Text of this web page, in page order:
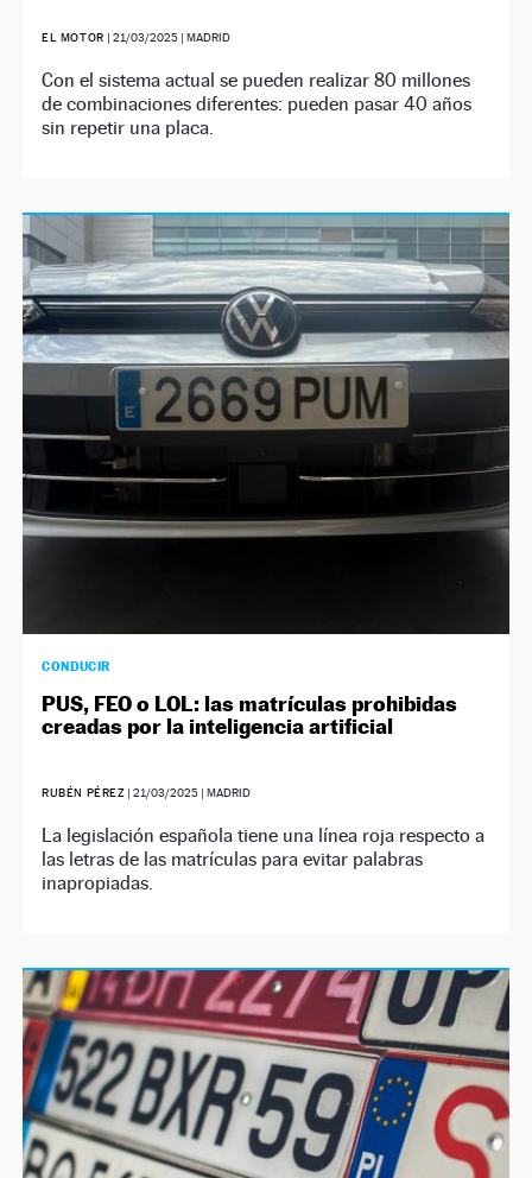
EL MOTOR | 21/03/2025| MADRID
Con el sistema actual se pueden realizar 80 millones
de combinaciones diferentes: pueden pasar 40 años
sin repetir una placa.
CONDUCIR
PUS, FEO o LOL: las matrículas prohibidas
creadas por la inteligencia artificial
RUBÉN PÉREZ |21/03/2025 | MADRID
La legislación española tiene una línea roja respecto a
las letras de las matrículas para evitar palabras
inapropiadas.